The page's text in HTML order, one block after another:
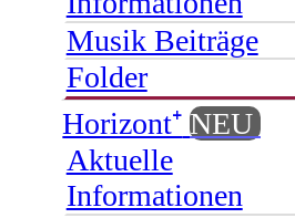
Musik Beiträge
Folder
Horizont⁺ NEU
Aktuelle
Informationen